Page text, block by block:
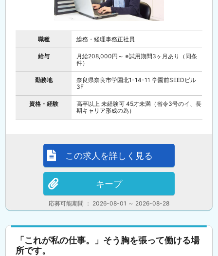
職種 総務・経理事務正社員
給与
月給208,000円～ ※試用期間3ヶ月あり（同条
件）
勤務地
奈良県奈良市学園北1-14-11 学園前SEEDビル
3F
資格・経験
高卒以上 未経験可 45才未満（省令3号のイ、長
期キャリア形成の為）
応募可能期間 ： 2026-08-01 ～ 2026-08-28
この求人を詳しく見る
キープ
「これが私の仕事。」そう胸を張って働ける場
所です。